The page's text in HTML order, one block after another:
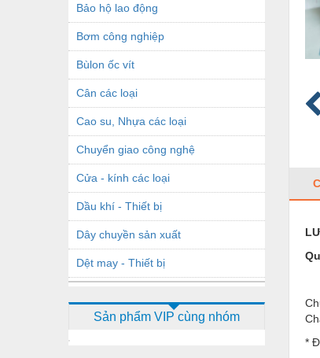
Bảo hộ lao động
Bơm công nghiệp
Bùlon ốc vít
Cân các loại
Cao su, Nhựa các loại
Chuyển giao công nghệ
Cửa - kính các loại
Dầu khí - Thiết bị
Dây chuyền sản xuất
Dệt may - Thiết bị
Dịch vụ - Thi công
Sản phẩm VIP cùng nhóm
*